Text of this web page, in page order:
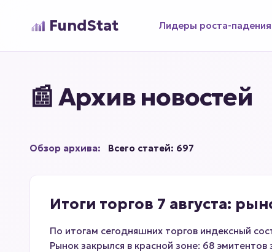
FundStat Лидеры роста-падения
📰 Архив новостей
Обзор архива: Всего статей: 697
Итоги торгов 7 августа:
По итогам сегодняшних торгов индексный
Рынок закрылся в красной зоне: 68